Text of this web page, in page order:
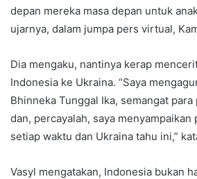
depan mereka masa depan untuk
ujarnya, dalam jumpa pers virtual,
Dia mengaku, nantinya kerap
Indonesia ke Ukraina. “Saya
Bhinneka Tunggal Ika, semangat
dan, percayalah, saya menyampaikan
setiap waktu dan Ukraina tahu ini,”
Vasyl mengatakan, Indonesia bukan